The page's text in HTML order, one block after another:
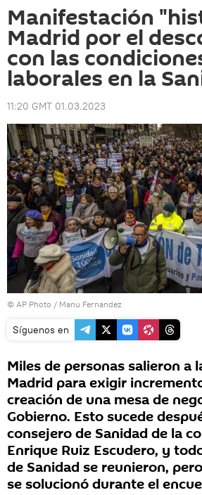
Manifestación
Madrid por el
con las
laborales en la
11:20 GMT 01.03.2023
© AP Photo / Manu Fernandez
Síguenos en
Miles de personas salieron a
Madrid para exigir
creación de una mesa de
Gobierno. Esto sucede
consejero de Sanidad de la
Enrique Ruiz Escudero, y
de Sanidad se reunieron,
se solucionó durante el